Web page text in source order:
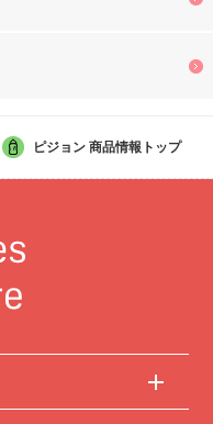
ピジョン 商品情報トップ